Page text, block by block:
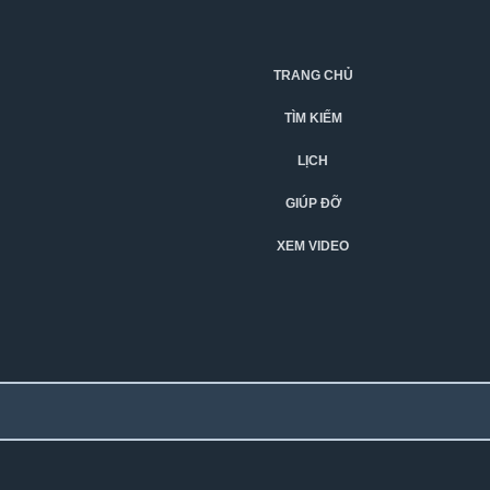
TRANG CHỦ
TÌM KIẾM
LỊCH
GIÚP ĐỠ
XEM VIDEO